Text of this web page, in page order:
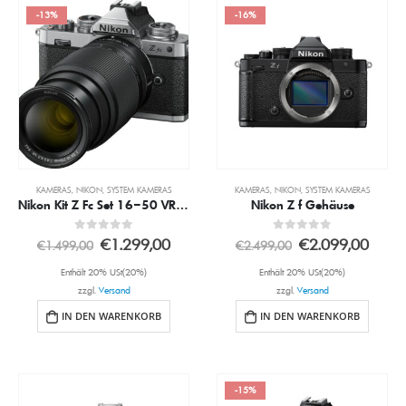
-13%
KAMERAS NIKON, SYSTEM KAMERAS
Nikon Kit Z Fc Set 16–50 VR + 50–250 VR
0 out of 5
€1.499,00 €1.299,00
Enthält 20% USt(20%)
zzgl.Versand
IN DEN WARENKORB
-16%
KAMERAS NIKON, SYSTEM KAMERAS
Nikon Z f Gehäuse
0 out of 5
€2.499,00 €2.099,00
Enthält 20% USt(20%)
zzgl.Versand
IN DEN WARENKORB
-15%